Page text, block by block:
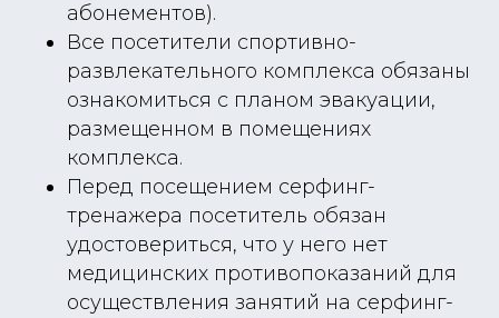
абонементов).
Все посетители спортивно-
развлекательного комплекса обязаны
ознакомиться с планом эвакуации,
размещенном в помещениях
комплекса.
Перед посещением серфинг-
тренажера посетитель обязан
удостовериться, что у него нет
медицинских противопоказаний для
осуществления занятий на серфинг-